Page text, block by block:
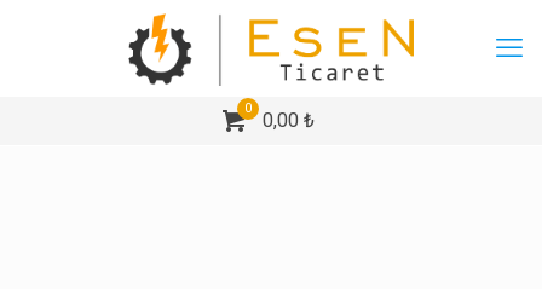
0
0,00 ₺